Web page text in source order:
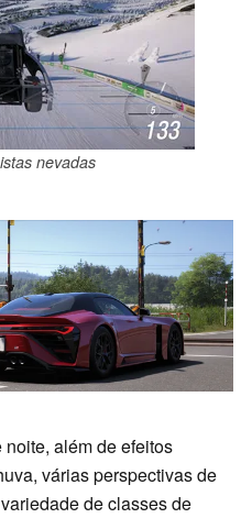
nevadas
além de efeitos
várias perspectivas de
de classes de